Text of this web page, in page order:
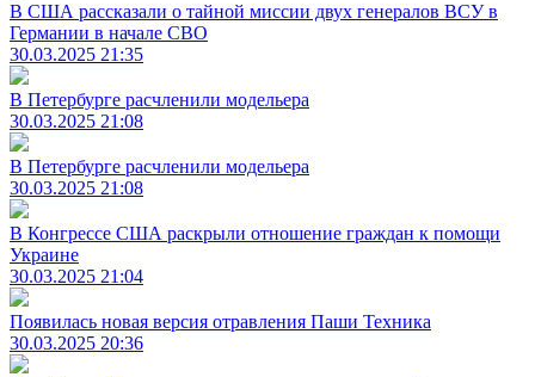
В США рассказали о тайной миссии двух генералов ВСУ в
Германии в начале СВО
30.03.2025 21:35
В Петербурге расчленили модельера
30.03.2025 21:08
В Петербурге расчленили модельера
30.03.2025 21:08
В Конгрессе США раскрыли отношение граждан к помощи
Украине
30.03.2025 21:04
Появилась новая версия отравления Паши Техника
30.03.2025 20:36